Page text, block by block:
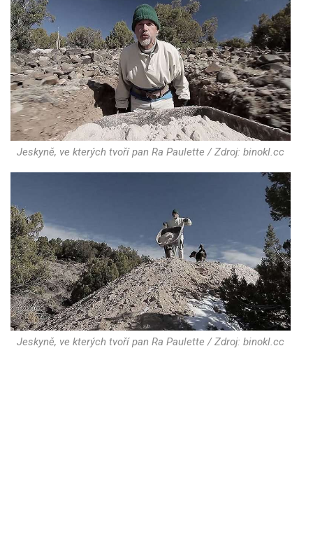
Jeskyně, ve kterých tvoří pan Ra Paulette / Zdroj: binokl.cc
Jeskyně, ve kterých tvoří pan Ra Paulette / Zdroj: binokl.cc